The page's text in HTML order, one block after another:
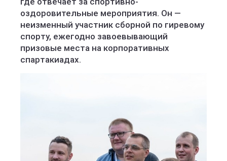
оздоровительные мероприятия. Он —
неизменный участник сборной по гиревому
спорту, ежегодно завоевывающий
призовые места на корпоративных
спартакиадах.